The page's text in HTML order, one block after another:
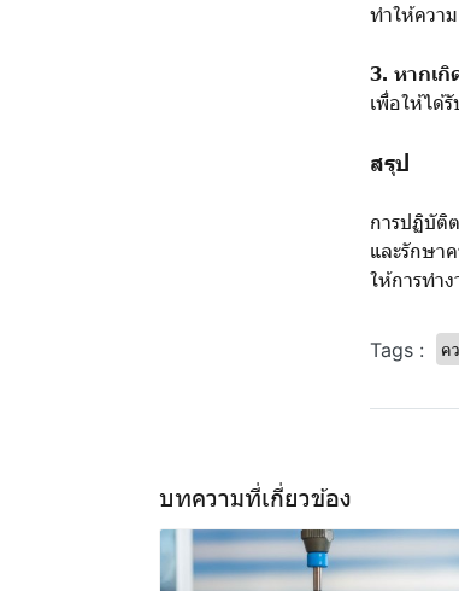
ทำให้ควา
3. หากเกิ
เพื่อให้ได้
สรุป
การปฏิบัติ
และรักษา
ให้การทำ
Tags : ค
บทความที่เกี่ยวข้อง